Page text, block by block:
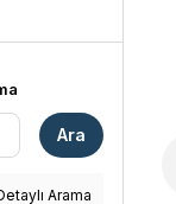
Ara
Arama